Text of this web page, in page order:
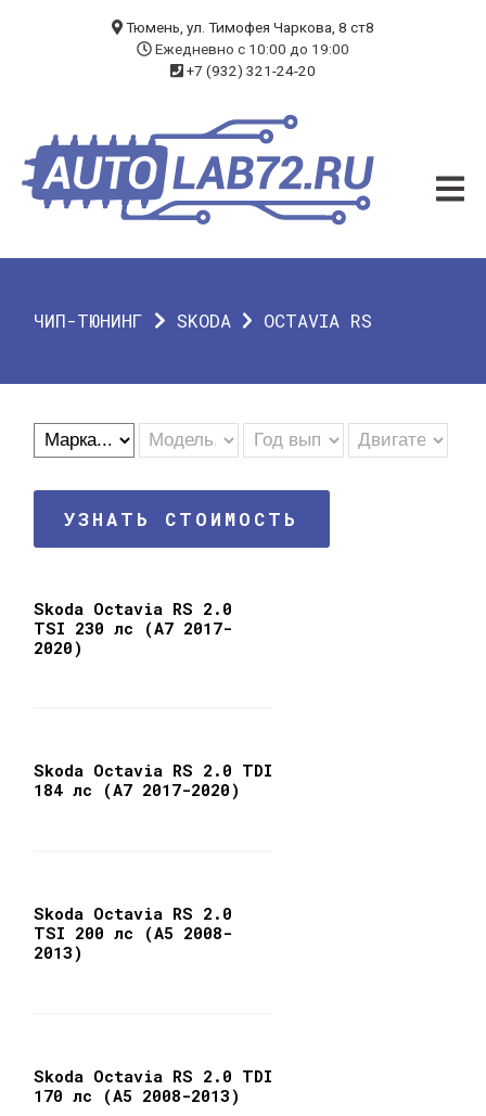
ЧИП-ТЮНИНГ
ДИАГНОСТИКА
ГАРАНТИЯ
Тюмень, ул. Тимофея Чаркова, 8 ст8
Ежедневно с 10:00 до 19:00
+7 (932) 321-24-20
ЧИП-ТЮНИНГ SKODA OCTAVIA RS
УЗНАТЬ СТОИМОСТЬ
Skoda Octavia RS 2.0
TSI 230 лс (A7 2017-
2020)
Skoda Octavia RS 2.0 TDI
184 лс (A7 2017-2020)
Skoda Octavia RS 2.0
TSI 200 лс (A5 2008-
2013)
Skoda Octavia RS 2.0 TDI
170 лс (A5 2008-2013)